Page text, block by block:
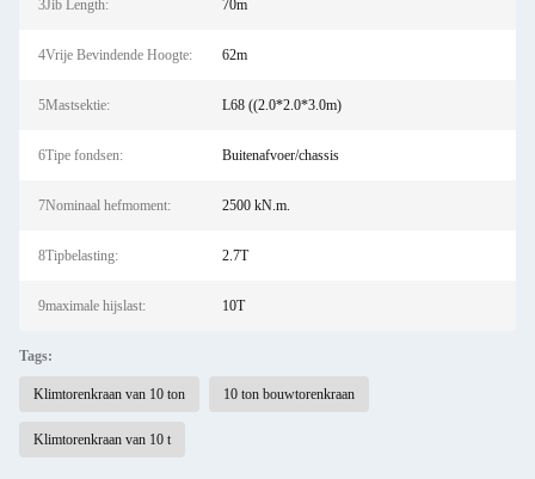
3Jib Length: 70m
4Vrije Bevindende Hoogte: 62m
5Mastsektie: L68 ((2.0*2.0*3.0m)
6Tipe fondsen: Buitenafvoer/chassis
7Nominaal hefmoment: 2500 kN.m.
8Tipbelasting: 2.7T
9maximale hijslast: 10T
Tags:
Klimtorenkraan van 10 ton 10 ton bouwtorenkraan
Klimtorenkraan van 10 t